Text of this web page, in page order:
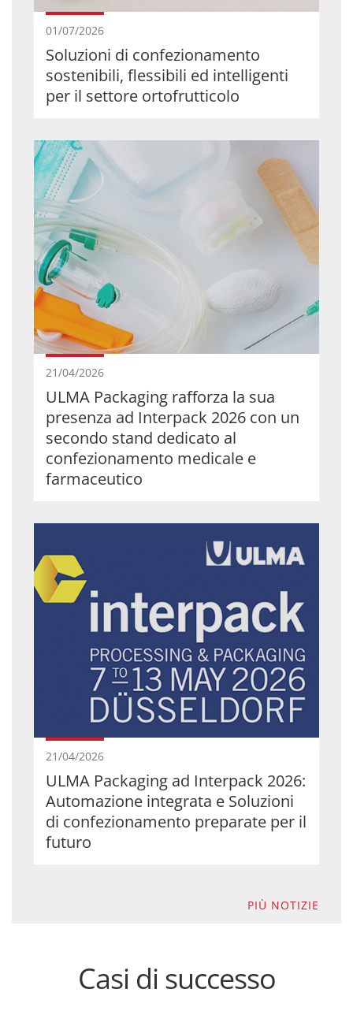
01/07/2026
Soluzioni di confezionamento
sostenibili, flessibili ed intelligenti
per il settore ortofrutticolo
21/04/2026
ULMA Packaging rafforza la sua
presenza ad Interpack 2026 con un
secondo stand dedicato al
confezionamento medicale e
farmaceutico
21/04/2026
ULMA Packaging ad Interpack 2026:
Automazione integrata e Soluzioni
di confezionamento preparate per il
futuro
PIÙ NOTIZIE
Casi di successo